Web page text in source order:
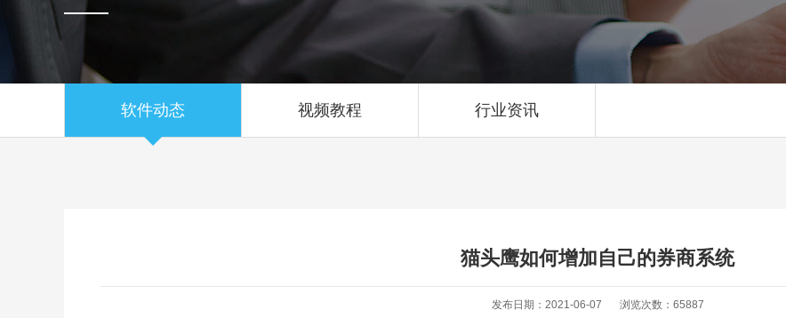
软件动态 视频教程 行业资讯
猫头鹰如何增加自己的券商系统
发布日期：2021-06-07 浏览次数： 65887